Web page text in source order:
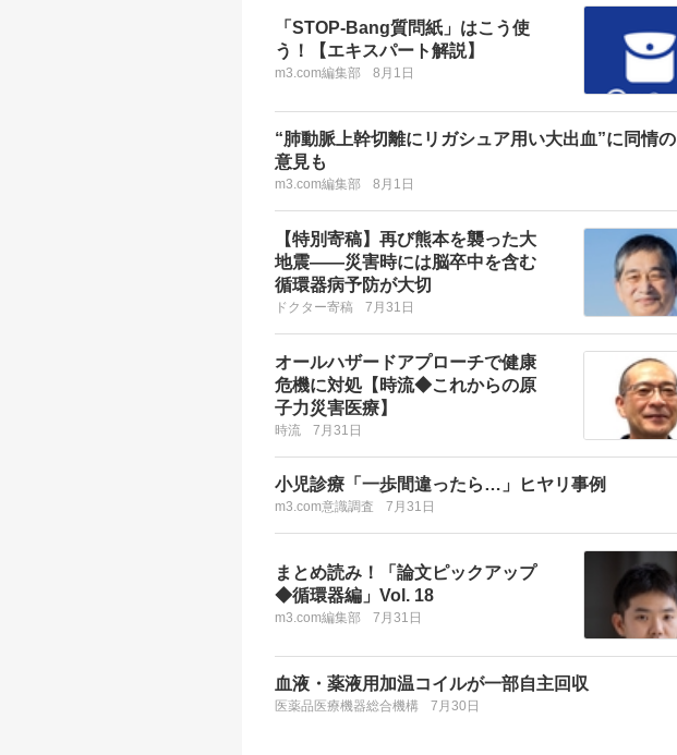
「STOP-Bang質問紙」はこう使
う！【エキスパート解説】
m3.com編集部 8月1日
“肺動脈上幹切離にリガシュア用い大出血”に同情の
意見も
m3.com編集部 8月1日
【特別寄稿】再び熊本を襲った大
地震――災害時には脳卒中を含む
循環器病予防が大切
ドクター寄稿 7月31日
オールハザードアプローチで健康
危機に対処【時流◆これからの原
子力災害医療】
時流 7月31日
小児診療「一歩間違ったら…」ヒヤリ事例
m3.com意識調査 7月31日
まとめ読み！「論文ピックアップ
◆循環器編」Vol. 18
m3.com編集部 7月31日
血液・薬液用加温コイルが一部自主回収
医薬品医療機器総合機構 7月30日